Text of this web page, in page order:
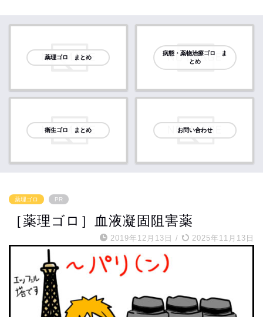
薬理ゴロ まとめ
病態・薬物治療ゴロ ま
とめ
衛生ゴロ まとめ お問い合わせ
薬理ゴロ PR
［薬理ゴロ］血液凝固阻害薬
2019年12月13日 / 2025年11月13日